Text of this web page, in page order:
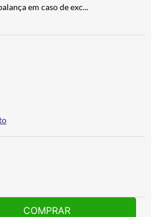
em caso de exc...
COMPRAR